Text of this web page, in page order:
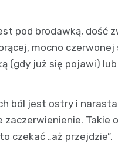
pod brodawką, dość
mocno
(gdy już się pojawi)
ból jest ostry i
zaczerwienienie.
czekać „aż przejdzie”.